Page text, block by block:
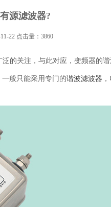
源滤波器?
22 点击量：3860
的关注，与此对应，变频器的
般只能采用专门的谐波滤波器